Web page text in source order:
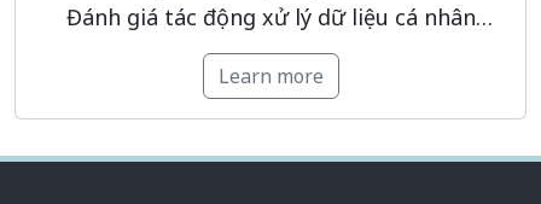
Đánh giá tác động xử lý dữ liệu cá nhân
và/hoặc Hồ sơ Đánh giá tác động chuyển dữ
liệu cá nhân xuyên […]
Learn more